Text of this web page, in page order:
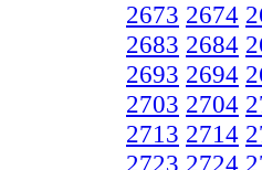
2673 2674
2683 2684
2693 2694
2703 2704
2713 2714
2723 2724